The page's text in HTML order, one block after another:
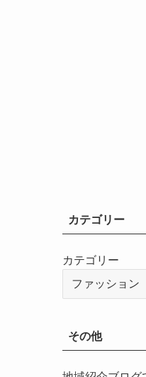
カテゴリー
カテゴリー
その他